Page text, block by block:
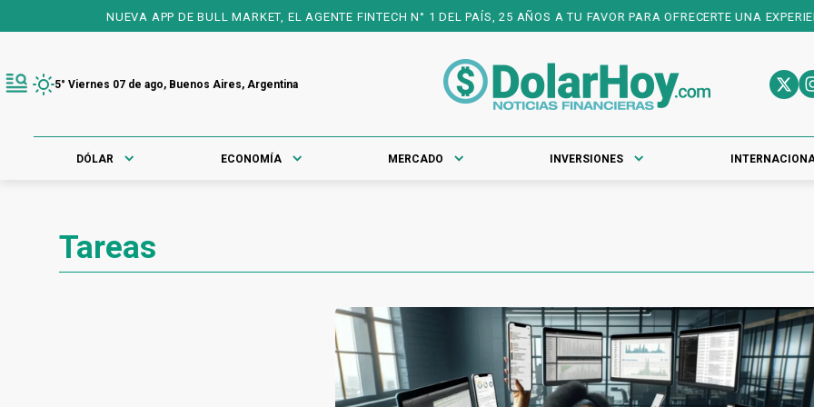
NUEVA APP DE BULL MARKET, EL AGENTE FINTECH N° 1 DEL PAÍS, 25 AÑOS A TU FAVOR PARA OFRECERTE UNA
5° Viernes 07 de ago, Buenos Aires, Argentina
DÓLAR ECONOMÍA MERCADO INVERSIONES
Tareas